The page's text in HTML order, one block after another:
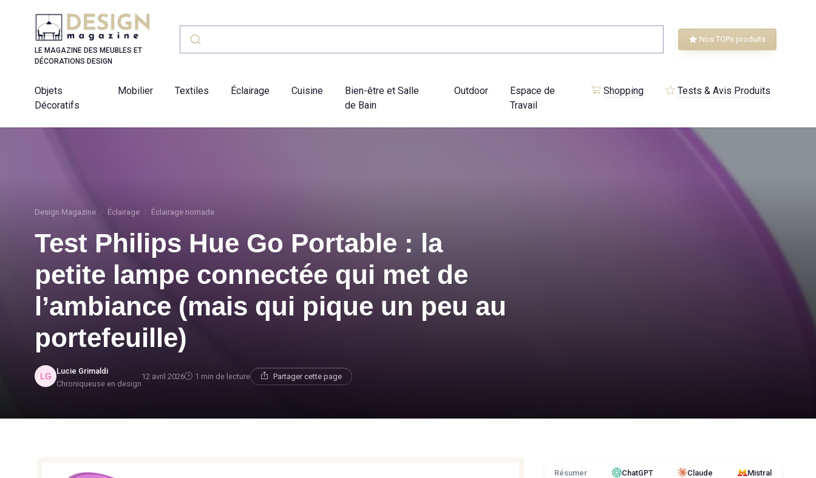
LE MAGAZINE DES MEUBLES ET
DÉCORATIONS DESIGN
Nos TOPs produits
Objets
Décoratifs
Mobilier Textiles Éclairage Cuisine
Bien-être et Salle
de Bain
Outdoor
Espace de
Travail
Shopping Tests & Avis Produits
Design Magazine Éclairage Éclairage nomade
Test Philips Hue Go Portable : la
petite lampe connectée qui met de
l’ambiance (mais qui pique un peu au
portefeuille)
Lucie Grimaldi
Chroniqueuse en design
12 avril 2026 1 min de lecture Partager cette page
Résumer ChatGPT Claude Mistral